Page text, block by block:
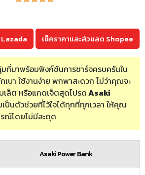
เช็คราคาและส่วนลด Shopee
ที่มาพร้อมฟังก์ชันการชาร์จครบครันใน
บา ใช้งานง่าย พกพาสะดวก ไม่ว่าคุณจะ
เล็ต หรือแกดเจ็ตสุดโปรดAsaki
ป็นตัวช่วยที่ไว้ใจได้ทุกที่ทุกเวลา ให้คุณ
ณ์โดยไม่มีสะดุด
Asaki Power Bank